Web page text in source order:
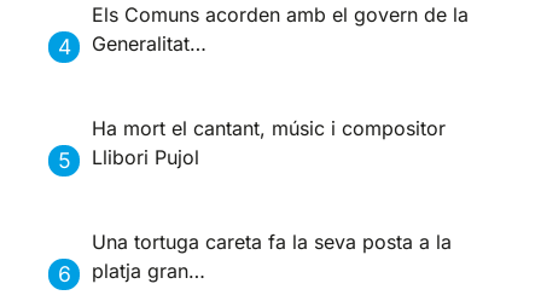
Els Comuns acorden amb el govern de la
Generalitat…
Ha mort el cantant, músic i compositor
Llibori Pujol
Una tortuga careta fa la seva posta a la
platja gran…